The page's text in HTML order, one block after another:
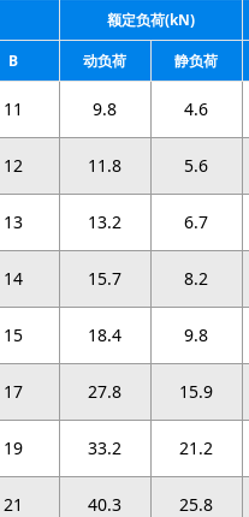
额定负荷(kN)
B 动负荷 静负荷
11 9.8 4.6
12 11.8 5.6
13 13.2 6.7
14 15.7 8.2
15 18.4 9.8
17 27.8 15.9
19 33.2 21.2
21 40.3 25.8